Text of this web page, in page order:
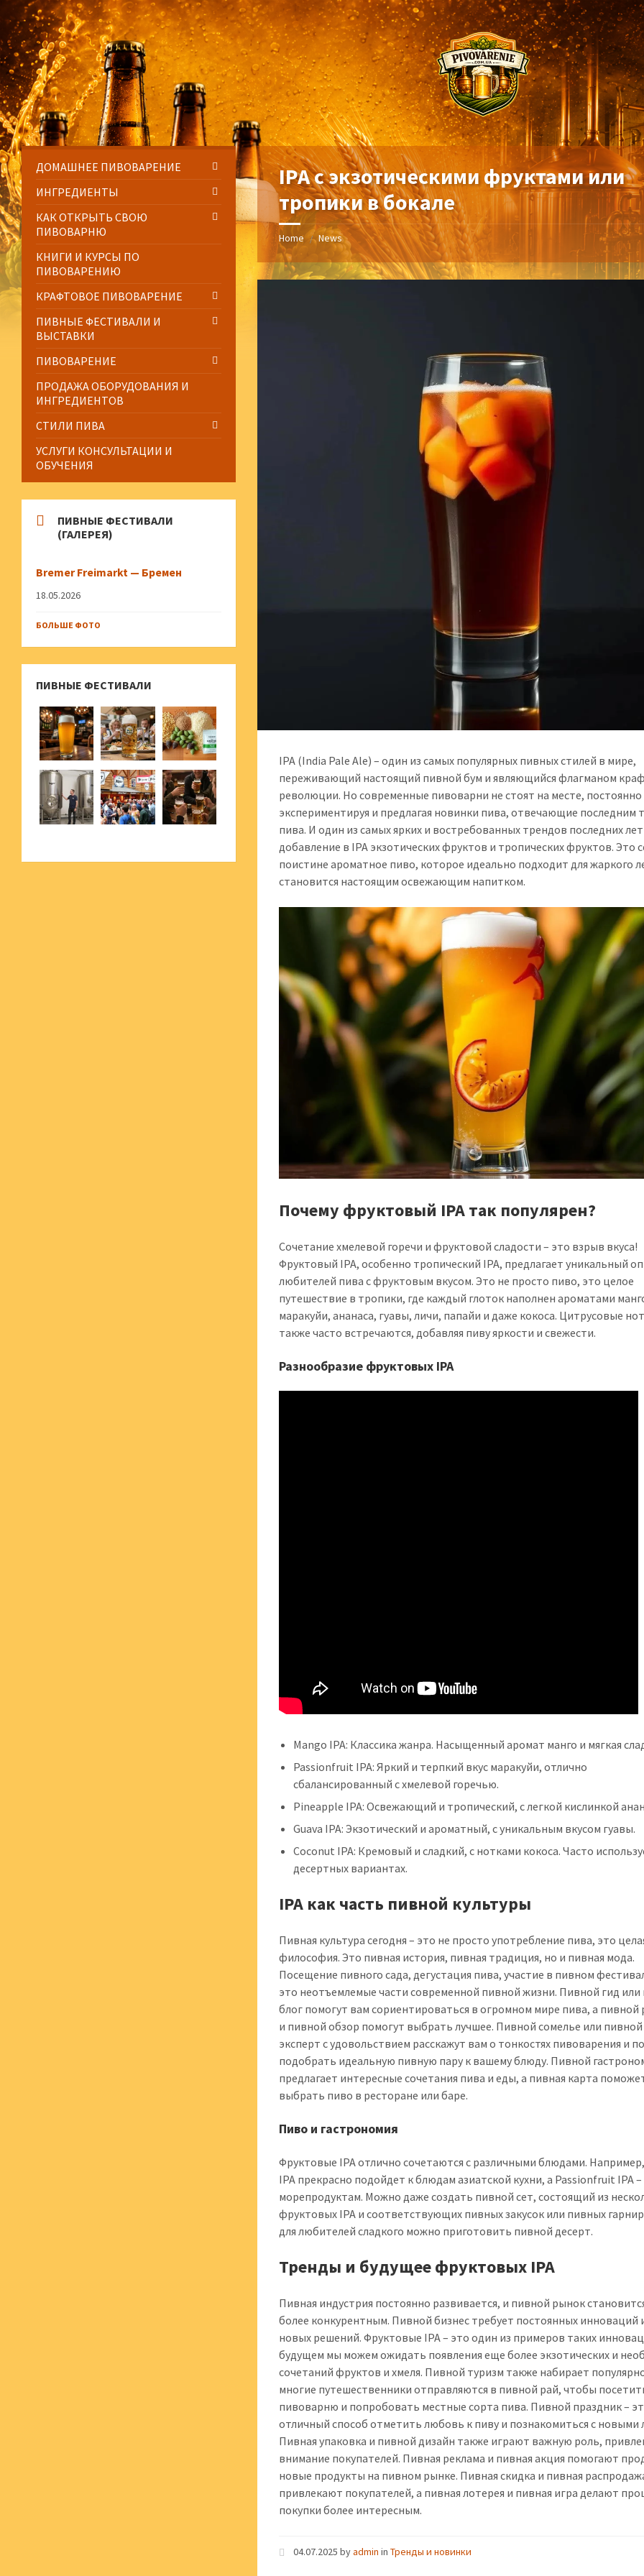
to
content
to
left
sidebar
to
right
sidebar
to
footer
IPA с экзотическими фруктами или
тропики в бокале
Home / News
IPA (India Pale Ale) – один из самых популярных пивных стилей в мире,
переживающий настоящий пивной бум и являющийся флагманом
революции. Но современные пивоварни не стоят на месте, постоянно
экспериментируя и предлагая новинки пива, отвечающие последним
пива. И один из самых ярких и востребованных трендов последних
добавление в IPA экзотических фруктов и тропических фруктов. Это
поистине ароматное пиво, которое идеально подходит для жаркого
становится настоящим освежающим напитком.
Почему фруктовый IPA так популярен?
Сочетание хмелевой горечи и фруктовой сладости – это взрыв вкуса!
Фруктовый IPA, особенно тропический IPA, предлагает уникальный
любителей пива с фруктовым вкусом. Это не просто пиво, это целое
путешествие в тропики, где каждый глоток наполнен ароматами
маракуйи, ананаса, гуавы, личи, папайи и даже кокоса. Цитрусовые
также часто встречаются, добавляя пиву яркости и свежести.
Разнообразие фруктовых IPA
Mango IPA: Классика жанра. Насыщенный аромат манго и мягкая
Passionfruit IPA: Яркий и терпкий вкус маракуйи, отлично
сбалансированный с хмелевой горечью.
Pineapple IPA: Освежающий и тропический, с легкой кислинкой
Guava IPA: Экзотический и ароматный, с уникальным вкусом гуавы.
Coconut IPA: Кремовый и сладкий, с нотками кокоса. Часто
десертных вариантах.
IPA как часть пивной культуры
Пивная культура сегодня – это не просто употребление пива, это
философия. Это пивная история, пивная традиция, но и пивная мода.
Посещение пивного сада, дегустация пива, участие в пивном
это неотъемлемые части современной пивной жизни. Пивной гид или
блог помогут вам сориентироваться в огромном мире пива, а пивной
и пивной обзор помогут выбрать лучшее. Пивной сомелье или пивной
эксперт с удовольствием расскажут вам о тонкостях пивоварения и
подобрать идеальную пивную пару к вашему блюду. Пивной
предлагает интересные сочетания пива и еды, а пивная карта
выбрать пиво в ресторане или баре.
Пиво и гастрономия
Фруктовые IPA отлично сочетаются с различными блюдами.
IPA прекрасно подойдет к блюдам азиатской кухни, а Passionfruit IPA –
морепродуктам. Можно даже создать пивной сет, состоящий из
фруктовых IPA и соответствующих пивных закусок или пивных
для любителей сладкого можно приготовить пивной десерт.
Тренды и будущее фруктовых IPA
Пивная индустрия постоянно развивается, и пивной рынок
более конкурентным. Пивной бизнес требует постоянных инноваций
новых решений. Фруктовые IPA – это один из примеров таких
будущем мы можем ожидать появления еще более экзотических и
сочетаний фруктов и хмеля. Пивной туризм также набирает
многие путешественники отправляются в пивной рай, чтобы
пивоварню и попробовать местные сорта пива. Пивной праздник –
отличный способ отметить любовь к пиву и познакомиться с новыми
Пивная упаковка и пивной дизайн также играют важную роль,
внимание покупателей. Пивная реклама и пивная акция помогают
новые продукты на пивном рынке. Пивная скидка и пивная
привлекают покупателей, а пивная лотерея и пивная игра делают
покупки более интересным.
04.07.2025byadmin inТренды и новинки
ДОМАШНЕЕ ПИВОВАРЕНИЕ
ИНГРЕДИЕНТЫ
КАК ОТКРЫТЬ СВОЮ
ПИВОВАРНЮ
КНИГИ И КУРСЫ ПО
ПИВОВАРЕНИЮ
КРАФТОВОЕ ПИВОВАРЕНИЕ
ПИВНЫЕ ФЕСТИВАЛИ И
ВЫСТАВКИ
ПИВОВАРЕНИЕ
ПРОДАЖА ОБОРУДОВАНИЯ И
ИНГРЕДИЕНТОВ
СТИЛИ ПИВА
УСЛУГИ КОНСУЛЬТАЦИИ И
ОБУЧЕНИЯ
ПИВНЫЕ ФЕСТИВАЛИ
(ГАЛЕРЕЯ)
Bremer Freimarkt — Бремен
18.05.2026
БОЛЬШЕ ФОТО
ПИВНЫЕ ФЕСТИВАЛИ